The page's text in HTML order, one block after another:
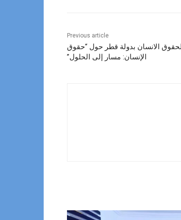
Previous article
الانسان بدولة قطر حول “حقوق
الإنسان: مسار إلى الحلول”